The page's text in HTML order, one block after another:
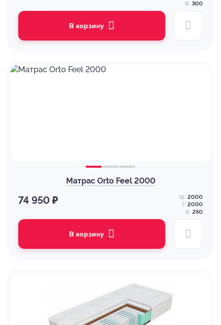
В: 300
В корзину
Матрас Orto Feel 2000
74 950 ₽ Ш: 2000
Г: 2000
В: 250
В корзину